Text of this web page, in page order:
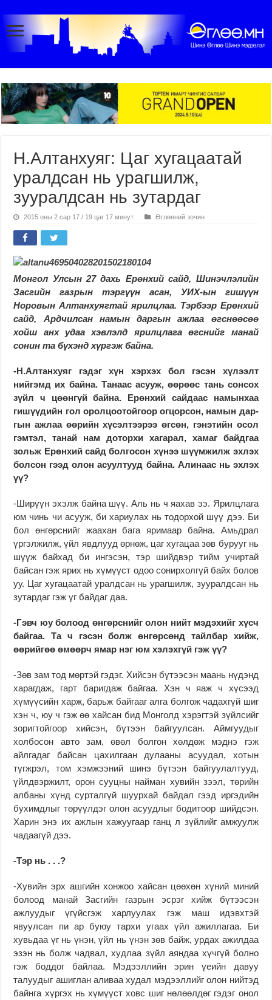
Н.Алтанхуяг: Цаг хугацаатай
уралдсан нь урагшилж,
зууралдсан нь зутардаг
2015 оны 2 сар 17 / 19 цаг 17 минут Өглөөний зочин
Монгол Улсын 27 дахь Ерөнхий сайд, Шинэчлэлийн
Засгийн газрын тэргүүн асан, УИХ-ын гишүүн
Норовын Алтанхуягтай ярилцлаа. Тэрбээр Ерөнхий
сайд, Ардчилсан намын даргын ажлаа өгснөөсөө
хойш анх удаа хэвлэлд ярилцлага өгснийг манай
сонин та бүхэнд хүргэж байна.
-Н.Алтанхуяг гэдэг хүн хэрхэх бол гэсэн хүлээлт
нийгэмд их байна. Танаас асууж, өөрөөс тань сонсох
зүйл ч цөөнгүй байна. Ерөнхий сайдаас намынхаа
гишүүдийн гол оролцоотойгоор огцорсон, намын дар­
гын ажлаа өөрийн хү­сэлтээрээ өгсөн, гэнэтийн осол
гэмтэл, танай нам доторхи хагарал, хамаг байдгаа
зольж Ерөнхий сайд болгосон хүнээ шүүм­жилж эхлэх
болсон гээд олон асуултууд байна. Алинаас нь эхлэх
үү?
-Ширүүн эхэлж байна шүү. Аль нь ч яахав ээ. Ярилцлага
юм чинь чи асууж, би хариулах нь тодорхой шүү дээ. Би
бол өнгөрснийг жаахан бага яримаар байна. Амьдрал
үргэлжилж, үйл явдлууд өрнөж, цаг хугацаа зөв бурууг нь
шүүж байхад би ингэсэн, тэр шийдвэр тийм учиртай
байсан гэж ярих нь хүмүүст одоо сонирхолгүй байх болов
уу. Цаг хугацаатай уралдсан нь урагшилж, зууралдсан нь
зутардаг гэж үг байдаг даа.
-Гэвч юу болоод өнгөрс­нийг олон нийт мэдэхийг хүсч
байгаа. Та ч гэсэн болж өнгөрсөнд тайлбар хийж,
өөрийгөө өмөөрч ямар нэг юм хэлэхгүй гэж үү?
-Зөв зам тод мөртэй гэдэг. Хийсэн бүтээсэн маань нүдэнд
харагдаж, гарт баригдаж байгаа. Хэн ч яаж ч хүсээд
хүмүүсийн харж, барьж байгааг алга болгож чадахгүй шиг
хэн ч, юу ч гэж өө хайсан бид Монголд хэрэгтэй зүйлсийг
зоригтойгоор хийсэн, бүтээн байгуулсан. Аймгуудыг
холбосон авто зам, өвөл болгон хөлдөж мэднэ гэж
айлгадаг байсан цахилгаан дулааны асуудал, хотын
түгжрэл, том хэмжээний шинэ бүтээн байгуулалтууд,
үйлдвэржилт, орон сууцны найман хувийн зээл, төрийн
албаны хүнд сурталгүй шуурхай байдал гээд иргэдийн
бухимдлыг төрүүлдэг олон асуудлыг бодитоор шийдсэн.
Харин энэ их ажлын хажуугаар ганц л зүйлийг амжуулж
чадаагүй дээ.
-Тэр нь . . .?
-Хувийн эрх ашгийн хонжоо хайсан цөөхөн хүний миний
болоод манай Засгийн газрын эсрэг хийж бүтээсэн
ажлуудыг үгүйсгэж харлуулах гэж маш идэвхтэй
явуулсан пи ар буюу тархи угаах үйл ажиллагаа. Би
хувьдаа үг нь үнэн, үйл нь үнэн зөв байж, урдах ажилдаа
эзэн нь болж чадвал, худлаа зүйл аяндаа хүчгүй болно
гэж боддог байлаа. Мэдээллийн эрин үеийн давуу
талуудыг ашиглан аливаа худал мэдээллийг олон нийтэд
байнга хүргэх нь хүмүүст ховс шиг нөлөөлдөг гэдэг онол